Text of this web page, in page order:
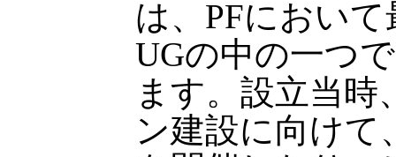
は、PFにおい
UGの中の一つ
ます。設立当時
ン建設に向けて